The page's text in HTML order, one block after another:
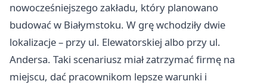
nowocześniejszego zakładu, który planowano
budować w Białymstoku. W grę wchodziły dwie
lokalizacje – przy ul. Elewatorskiej albo przy ul.
Andersa. Taki scenariusz miał zatrzymać firmę na
miejscu, dać pracownikom lepsze warunki i